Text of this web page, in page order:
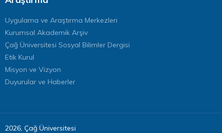
Uygulama ve Araştırma Merkezleri
Kurumsal Akademik Arşiv
Çağ Üniversitesi Sosyal Bilimler Dergisi
Etik Kurul
Misyon ve Vizyon
Duyurular ve Haberler
2026, Çağ Üniversitesi